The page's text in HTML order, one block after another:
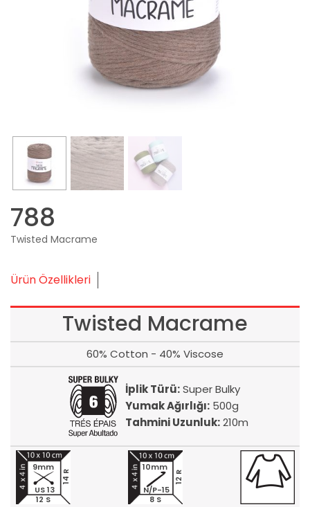
788
Twisted Macrame
Ürün Özellikleri
Twisted Macrame
60% Cotton - 40% Viscose
İplik Türü:Super Bulky
Yumak Ağırlığı: 500g
Tahmini Uzunluk:210m
12 S
14 R
9mm
US 13
8 S
12 R
10mm
N/P-15